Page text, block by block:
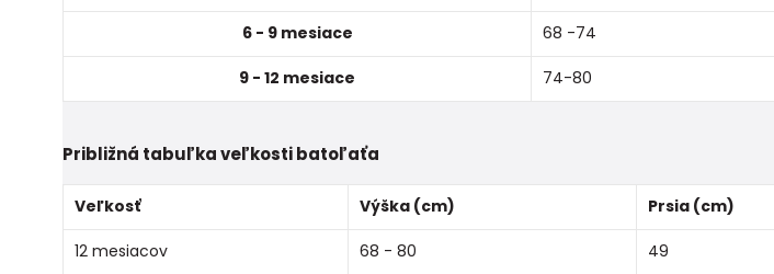
6 - 9 mesiace 68 -74
9 - 12 mesiace 74-80
Približná tabuľka veľkosti batoľaťa
Veľkosť Výška (cm) Prsia (cm)
12 mesiacov 68 - 80 49